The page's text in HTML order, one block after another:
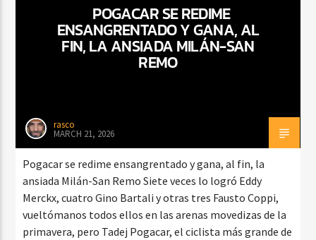
POGACAR SE REDIME
ENSANGRENTADO Y GANA, AL
FIN, LA ANSIADA MILÁN-SAN
REMO
rasco
MARCH 21, 2026
Pogacar se redime ensangrentado y gana, al fin, la
ansiada Milán-San Remo Siete veces lo logró Eddy
Merckx, cuatro Gino Bartali y otras tres Fausto Coppi,
vueltómanos todos ellos en las arenas movedizas de la
primavera, pero Tadej Pogacar, el ciclista más grande de